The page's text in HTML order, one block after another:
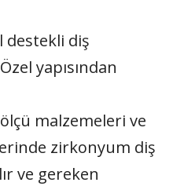
destekli diş
yapısından
malzemeleri ve
zirkonyum diş
ve gereken